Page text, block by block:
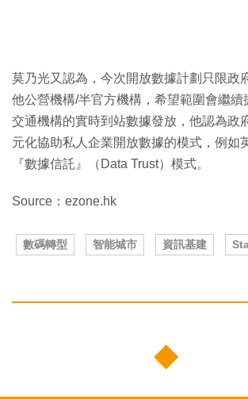
莫乃光又認為，今次開放數據計劃只限政
他公營機構/半官方機構，希望範圍會繼續
交通機構的實時到站數據發放，他認為政
元化協助私人企業開放數據的模式，例如
『數據信託』（Data Trust）模式。
Source：ezone.hk
數碼轉型 智能城市 資訊基建